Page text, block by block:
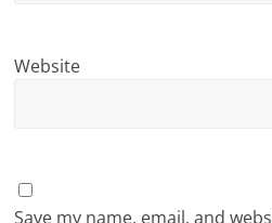
Website
Save my name, email, and